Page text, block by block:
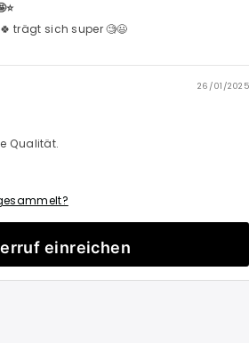
trägt sich super 🧐😃
26/01/2025
Qualität.
einreichen